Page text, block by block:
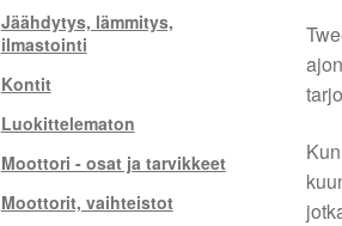
Jäähdytys, lämmitys,
ilmastointi
Kontit
Luokittelematon
Moottori - osat ja tarvikkeet
Moottorit, vaihteistot